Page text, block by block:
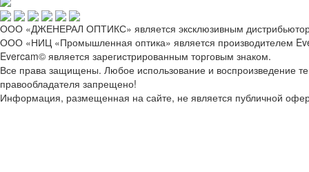
ООО «ДЖЕНЕРАЛ ОПТИКС» является эксклюзивным
ООО «НИЦ «Промышленная оптика» является производителем
Evercam© является зарегистрированным торговым знаком.
Все права защищены. Любое использование и воспроизведение
правообладателя запрещено!
Информация, размещенная на сайте, не является публичной